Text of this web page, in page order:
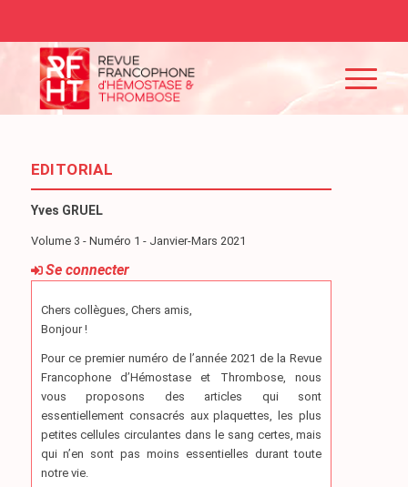
EDITORIAL
Yves GRUEL
Volume 3 - Numéro 1 - Janvier-Mars 2021
Se connecter
Chers collègues, Chers amis,
Bonjour !
Pour ce premier numéro de l’année 2021 de la Revue
Francophone d’Hémostase et Thrombose, nous
vous proposons des articles qui sont
essentiellement consacrés aux plaquettes, les plus
petites cellules circulantes dans le sang certes, mais
qui n’en sont pas moins essentielles durant toute
notre vie.